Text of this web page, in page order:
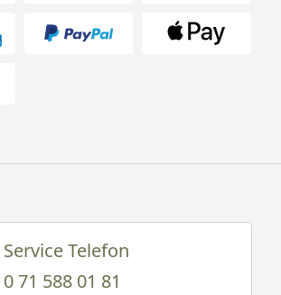
Service Telefon
0 71 588 01 81